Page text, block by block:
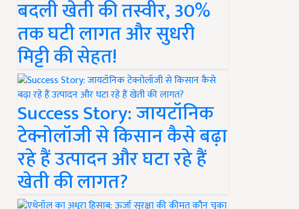
बदली खेती की तस्वीर, 30%
तक घटी लागत और सुधरी
मिट्टी की सेहत!
Success Story: जायटॉनिक
टेक्नोलॉजी से किसान कैसे बढ़ा
रहे हैं उत्पादन और घटा रहे हैं
खेती की लागत?